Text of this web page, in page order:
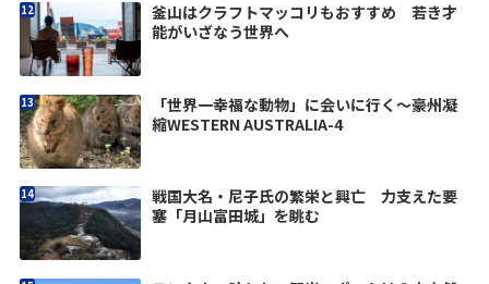
釜山はクラフトマッコリもおすすめ 若き才
能がいざなう世界へ
「世界一幸福な動物」に会いに行く〜豪州凝
縮WESTERN AUSTRALIA-4
戦国大名・尼子氏の繁栄と興亡 力支えた要
塞「月山富田城」を眺む